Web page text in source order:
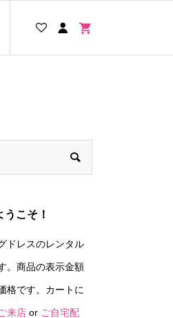

こそ！
ドレスのレンタル
。商品の表示金額
格です。カートに
来店 or ご自宅配